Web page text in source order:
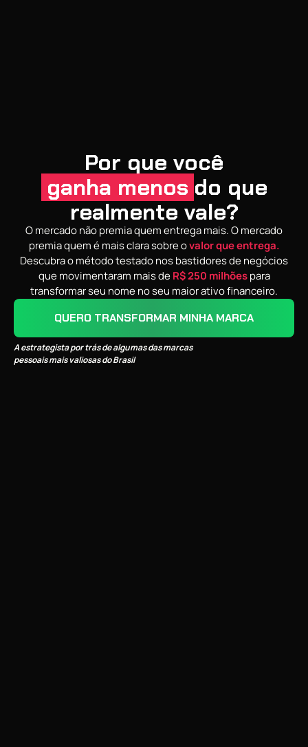
Por que você
ganha menos do que
realmente vale?
O mercado não premia quem entrega mais. O mercado
premia quem é mais clara sobre ovalor que entrega.
Descubra o método testado nos bastidores de negócios
que movimentaram mais deR$ 250 milhõespara
transformar seu nome no seu maior ativo financeiro.
QUERO TRANSFORMAR MINHA MARCA
A estrategista por trás de algumas das marcas
pessoais mais valiosas do Brasil